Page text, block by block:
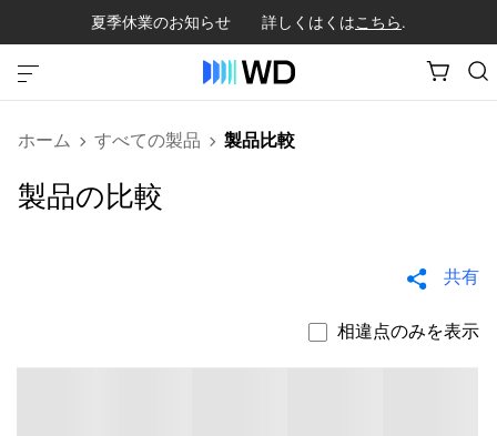
夏季休業のお知らせ 詳しくはくはこちら.
ホーム すべての製品 製品比較
製品の比較
共有
相違点のみを表示